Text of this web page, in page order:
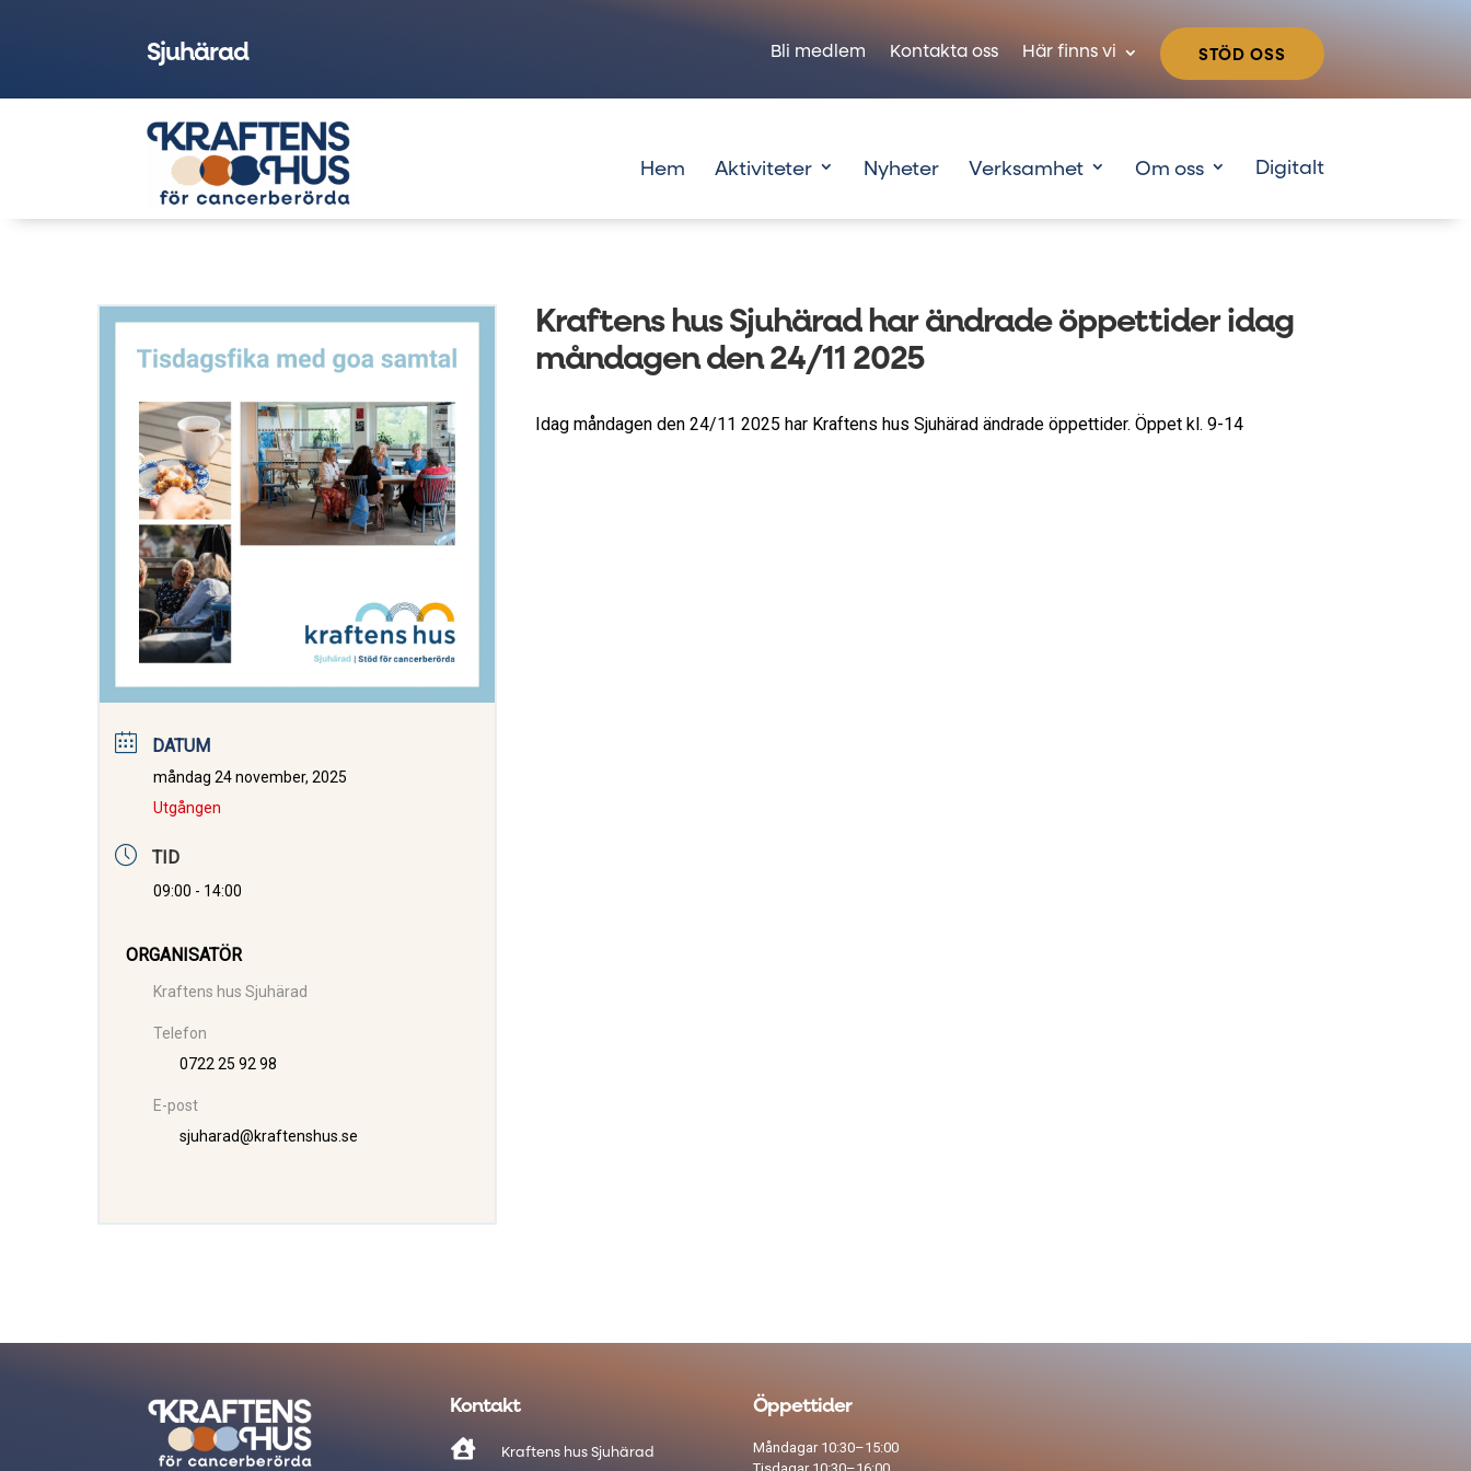
Sjuhärad STÖD OSS
Bli medlem Kontakta oss Här finns vi
Hem Aktiviteter Nyheter Verksamhet Om oss
DATUM
måndag 24 november, 2025
Utgången
TID
09:00 - 14:00
ORGANISATÖR
Kraftens hus Sjuhärad
Telefon
0722 25 92 98
E-post
sjuharad@kraftenshus.se
Kraftens hus Sjuhärad har ändrade öppettider idag
måndagen den 24/11 2025
Idag måndagen den 24/11 2025 har Kraftens hus Sjuhärad ändrade öppettider. Öppet kl. 9-14
Kontakt
 Kraftens hus Sjuhärad
Öppettider
Måndagar 10:30–15:00